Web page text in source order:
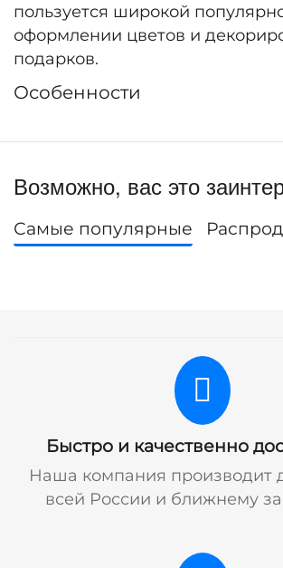
пользуется широкой
оформлении цветов и
подарков.
Особенности
Возможно, вас это
Самые популярные
Быстро и качественно
Наша компания производит
всей России и ближнему